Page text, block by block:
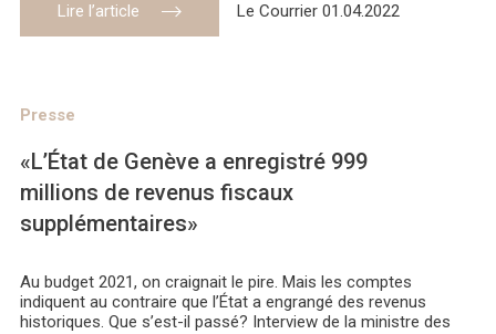
Lire l’article Le Courrier 01.04.2022
Presse
«L’État de Genève a enregistré 999
millions de revenus fiscaux
supplémentaires»
Au budget 2021, on craignait le pire. Mais les comptes
indiquent au contraire que l’État a engrangé des revenus
historiques. Que s’est-il passé? Interview de la ministre des